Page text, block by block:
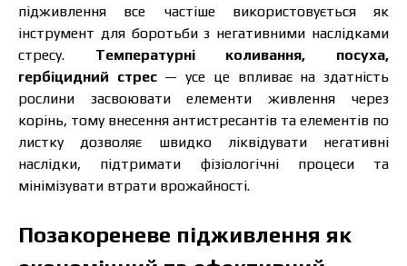
підживлення все частіше використовується як
інструмент для боротьби з негативними наслідками
стресу. Температурні коливання, посуха,
гербіцидний стрес— усе це впливає на здатність
рослини засвоювати елементи живлення через
корінь, тому внесення антистресантів та елементів по
листку дозволяє швидко ліквідувати негативні
наслідки, підтримати фізіологічні процеси та
мінімізувати втрати врожайності.
Позакореневе підживлення як